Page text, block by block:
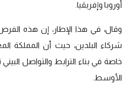
أوروبا وإفريقيا.
وقال، في هذا الإطار، إن هذه
شركاء البلدين، حيث أن المملكة
خاصة في بناء الترابط والتواصل
الأوسط.